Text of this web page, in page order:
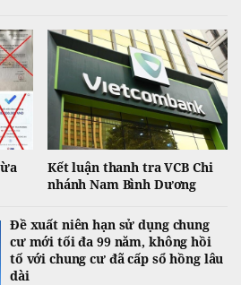
Kết luận thanh tra VCB Chi
nhánh Nam Bình Dương
Đề xuất niên hạn sử dụng chung
cư mới tối đa 99 năm, không hồi
tố với chung cư đã cấp sổ hồng lâu
dài